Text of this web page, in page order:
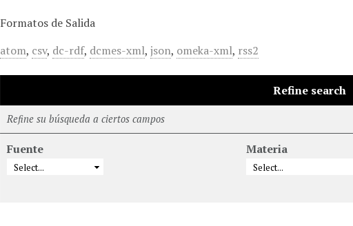
Formatos de Salida
atom, csv, dc-rdf, dcmes-xml,json, omeka-xml, rss2
Refine search
Refine su búsqueda a ciertos campos
Fuente Materia